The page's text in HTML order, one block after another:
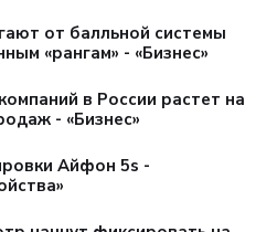
от балльной системы
«рангам» - «Бизнес»
в России растет на
- «Бизнес»
Айфон 5s -